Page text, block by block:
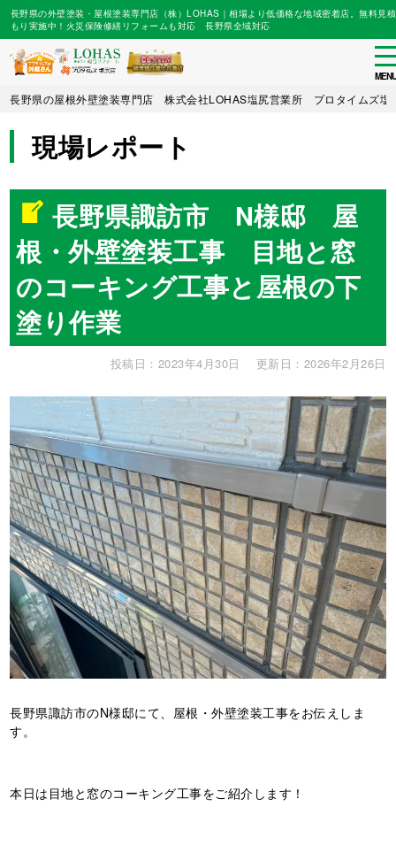
Skip
main
content
長野県の外壁塗装・屋根塗装専門店（株）LOHAS｜相場より低価格な地域密着店。無料見積
もり実施中！火災保険修繕リフォームも対応 長野県全域対応
長野県の屋根外壁塗装専門店 株式会社LOHAS塩尻営業所 プロタイムズ塩
現場レポート
長野県諏訪市 N様邸 屋
根・外壁塗装工事 目地と窓
のコーキング工事と屋根の下
塗り作業
投稿日：2023年4月30日 更新日：2026年2月26日
長野県諏訪市のN様邸にて、屋根・外壁塗装工事をお伝えしま
す。
本日は目地と窓のコーキング工事をご紹介します！